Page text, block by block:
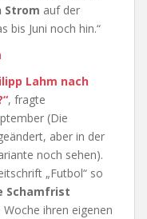
Strom auf der
bis Juni noch hin.“
Lahm nach
, fragte
(Die
aber in der
noch sehen).
„Futbol“ so
Schamfrist
ihren eigenen